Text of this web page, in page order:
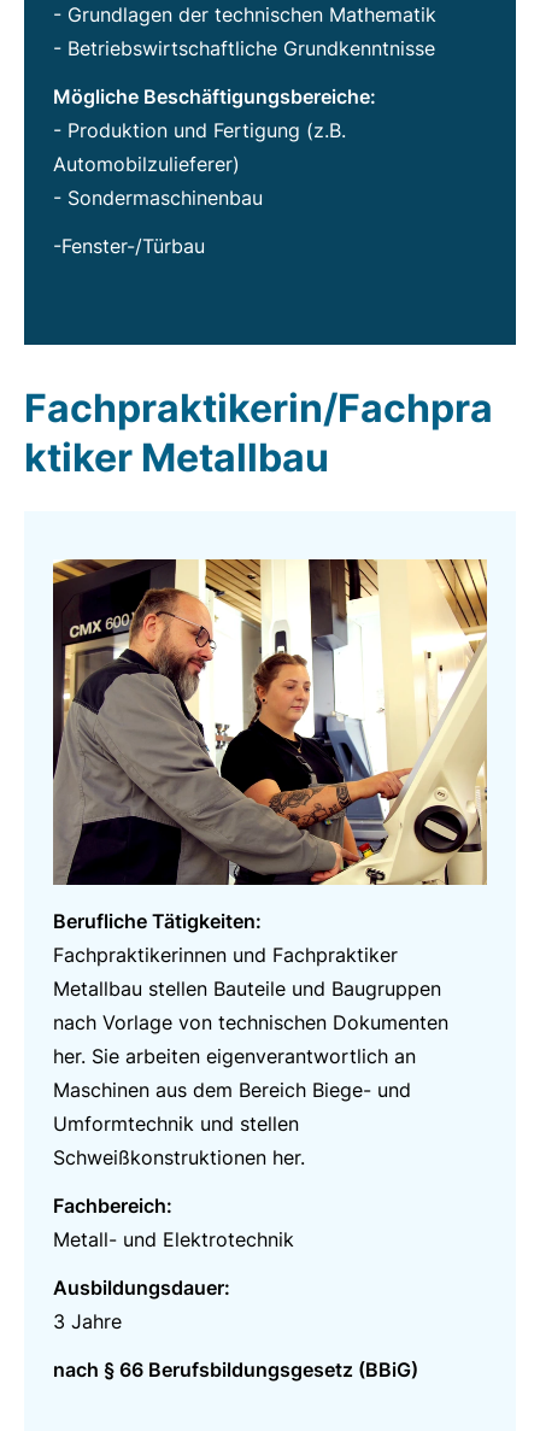
- Grundlagen der technischen Mathematik
- Betriebswirtschaftliche Grundkenntnisse
Mögliche Beschäftigungsbereiche:
- Produktion und Fertigung (z.B.
Automobilzulieferer)
- Sondermaschinenbau
-Fenster-/Türbau
Fachpraktikerin/Fachpra
ktiker Metallbau
Berufliche Tätigkeiten:
Fachpraktikerinnen und Fachpraktiker
Metallbau stellen Bauteile und Baugruppen
nach Vorlage von technischen Dokumenten
her. Sie arbeiten eigenverantwortlich an
Maschinen aus dem Bereich Biege- und
Umformtechnik und stellen
Schweißkonstruktionen her.
Fachbereich:
Metall- und Elektrotechnik
Ausbildungsdauer:
3 Jahre
nach § 66 Berufsbildungsgesetz (BBiG)